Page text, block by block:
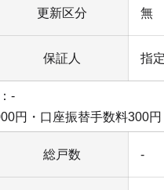
更新区分 無
保証人 指
-
円・口座振替手数料300円
総戸数 -